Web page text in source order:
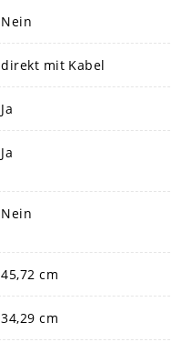
Nein
direkt mit Kabel
Ja
Ja
Nein
45,72 cm
34,29 cm